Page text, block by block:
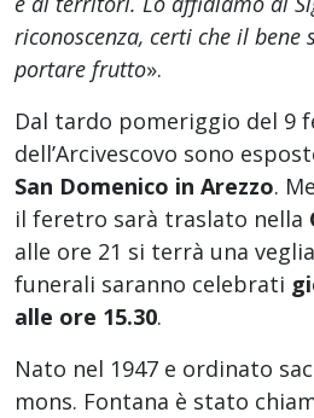
riconoscenza, certi che il
portare frutto».
Dal tardo pomeriggio del 9
dell’Arcivescovo sono
San Domenico in Arezzo.
il feretro sarà traslato nella
alle ore 21 si terrà una
funerali saranno celebrati
alle ore 15.30.
Nato nel 1947 e ordinato
mons. Fontana è stato